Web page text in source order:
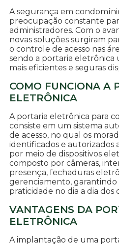
A segurança em
preocupação constante
administradores. Com o
novas soluções surgiram
o controle de acesso nas
sendo a portaria eletrônica
mais eficientes e seguras
COMO FUNCIONA A
ELETRÔNICA
A portaria eletrônica para
consiste em um sistema
de acesso, no qual os
identificados e autorizados
por meio de dispositivos
composto por câmeras,
presença, fechaduras
gerenciamento, garantindo
praticidade no dia a dia dos
VANTAGENS DA
ELETRÔNICA
A implantação de uma